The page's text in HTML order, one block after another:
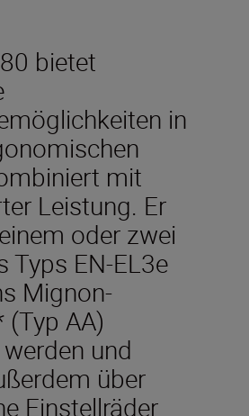
bietet
in
mit
Leistung. Er
oder zwei
Typs EN-EL3e
Mignon-
(Typ AA)
und
über
Einstellräder